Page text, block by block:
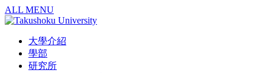
ALL MENU
大學介紹
學部
研究所